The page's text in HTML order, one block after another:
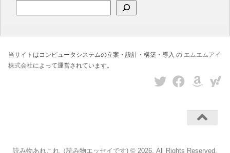
当サイトはコンピュータシステムの立案・設計・構築・導入 の エムエムアイ
株式会社によって運営されています。
読み物あれこれ（読み物エッセイです) © 2026. All Rights Reserved.